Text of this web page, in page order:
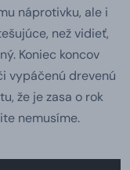
náprotivku, ale i
než vidieť,
Koniec koncov
vypáčenú drevenú
že je zasa o rok
nemusíme.